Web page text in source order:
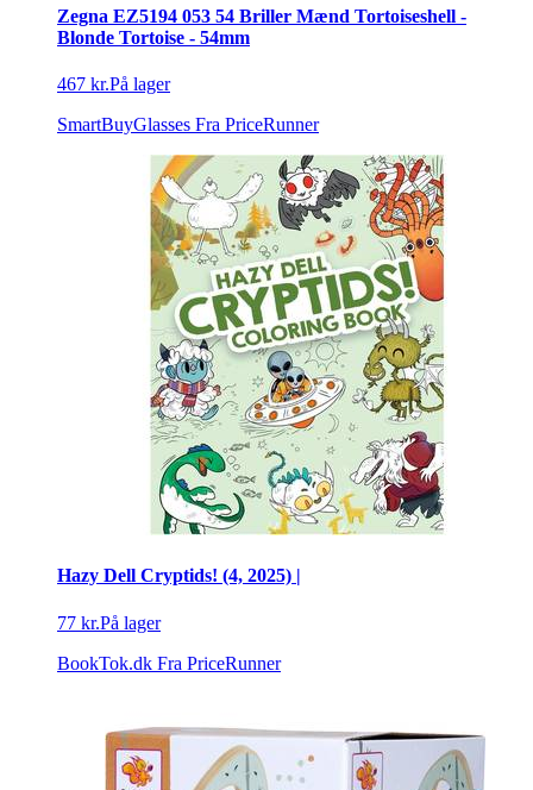
Zegna EZ5194 053 54 Briller Mænd Tortoiseshell -
Blonde Tortoise - 54mm
467 kr.På lager
SmartBuyGlasses Fra PriceRunner
Hazy Dell Cryptids! (4, 2025) |
77 kr.På lager
BookTok.dk Fra PriceRunner